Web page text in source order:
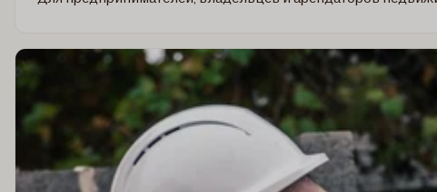
about
Страхование
ответственности
за
деятельность